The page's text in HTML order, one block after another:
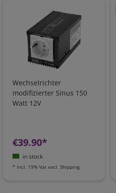
Wechselrichter
modifizierter Sinus 150
Watt 12V
€39.90*
in stock
* Incl. 19% Vat excl. Shipping